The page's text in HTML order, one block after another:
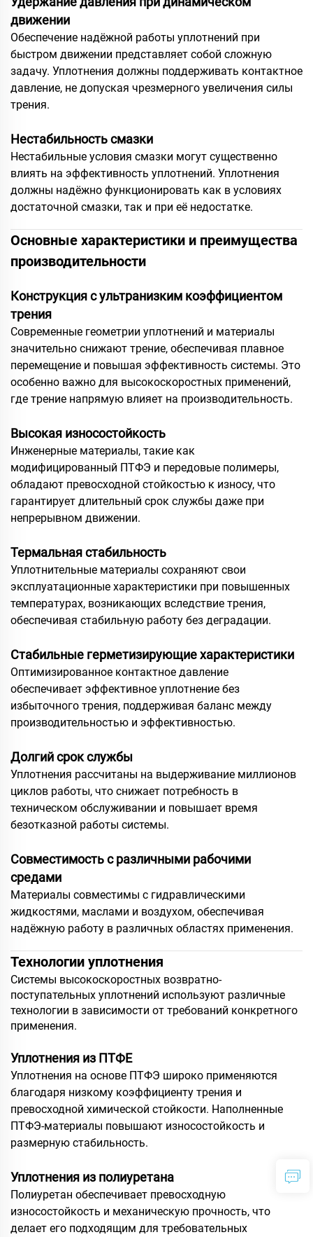
движении
Обеспечение надёжной работы уплотнений при
быстром движении представляет собой сложную
задачу. Уплотнения должны поддерживать контактное
давление, не допуская чрезмерного увеличения силы
трения.
Нестабильность смазки
Нестабильные условия смазки могут существенно
влиять на эффективность уплотнений. Уплотнения
должны надёжно функционировать как в условиях
достаточной смазки, так и при её недостатке.
Основные характеристики и преимущества
производительности
Конструкция с ультранизким коэффициентом
трения
Современные геометрии уплотнений и материалы
значительно снижают трение, обеспечивая плавное
перемещение и повышая эффективность системы. Это
особенно важно для высокоскоростных применений,
где трение напрямую влияет на производительность.
Высокая износостойкость
Инженерные материалы, такие как
модифицированный ПТФЭ и передовые полимеры,
обладают превосходной стойкостью к износу, что
гарантирует длительный срок службы даже при
непрерывном движении.
Термальная стабильность
Уплотнительные материалы сохраняют свои
эксплуатационные характеристики при повышенных
температурах, возникающих вследствие трения,
обеспечивая стабильную работу без деградации.
Стабильные герметизирующие характеристики
Оптимизированное контактное давление
обеспечивает эффективное уплотнение без
избыточного трения, поддерживая баланс между
производительностью и эффективностью.
Долгий срок службы
Уплотнения рассчитаны на выдерживание миллионов
циклов работы, что снижает потребность в
техническом обслуживании и повышает время
безотказной работы системы.
Совместимость с различными рабочими
средами
Материалы совместимы с гидравлическими
жидкостями, маслами и воздухом, обеспечивая
надёжную работу в различных областях применения.
Технологии уплотнения
Системы высокоскоростных возвратно-
поступательных уплотнений используют различные
технологии в зависимости от требований конкретного
применения.
Уплотнения из ПТФЕ
Уплотнения на основе ПТФЭ широко применяются
благодаря низкому коэффициенту трения и
превосходной химической стойкости. Наполненные
ПТФЭ-материалы повышают износостойкость и
размерную стабильность.
Уплотнения из полиуретана
Полиуретан обеспечивает превосходную
износостойкость и механическую прочность, что
делает его подходящим для требовательных